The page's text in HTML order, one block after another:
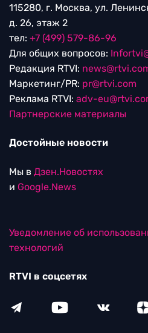
115280, г. Москва, ул.
д. 26, этаж 2
тел: +7 (499) 579-86-96
Для общих вопросов:
Редакция RTVI:
Маркетинг/PR: pr@rtvi.com
Реклама RTVI: adv-
Партнерские материалы
Достойные новости
Мы в Дзен.Новостях
и Google.News
Уведомление об
технологий
RTVI в соцсетях